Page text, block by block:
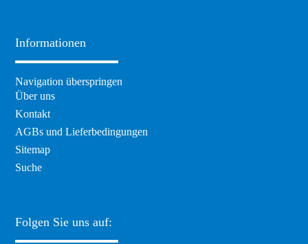
Informationen
Navigation überspringen
Über uns
Kontakt
AGBs und Lieferbedingungen
Sitemap
Suche
Folgen Sie uns auf: